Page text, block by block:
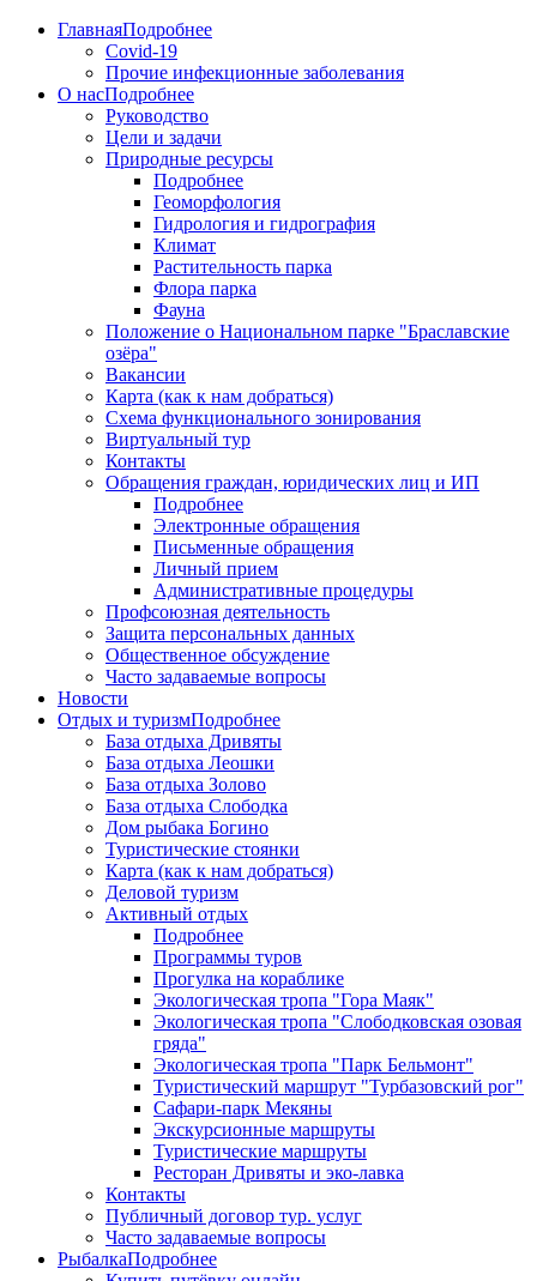
ГлавнаяПодробнее
Covid-19
Прочие инфекционные заболевания
О насПодробнее
Руководство
Цели и задачи
Природные ресурсы
Подробнее
Геоморфология
Гидрология и гидрография
Климат
Растительность парка
Флора парка
Фауна
Положение о Национальном парке "Браславские
озёра"
Вакансии
Карта (как к нам добраться)
Схема функционального зонирования
Виртуальный тур
Контакты
Обращения граждан, юридических лиц и ИП
Подробнее
Электронные обращения
Письменные обращения
Личный прием
Административные процедуры
Профсоюзная деятельность
Защита персональных данных
Общественное обсуждение
Часто задаваемые вопросы
Новости
Отдых и туризмПодробнее
База отдыха Дривяты
База отдыха Леошки
База отдыха Золово
База отдыха Слободка
Дом рыбака Богино
Туристические стоянки
Карта (как к нам добраться)
Деловой туризм
Активный отдых
Подробнее
Программы туров
Прогулка на кораблике
Экологическая тропа "Гора Маяк"
Экологическая тропа "Слободковская озовая
гряда"
Экологическая тропа "Парк Бельмонт"
Туристический маршрут "Турбазовский рог"
Сафари-парк Мекяны
Экскурсионные маршруты
Туристические маршруты
Ресторан Дривяты и эко-лавка
Контакты
Публичный договор тур. услуг
Часто задаваемые вопросы
РыбалкаПодробнее